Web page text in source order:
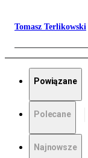
Tomasz Terlikowski
Powiązane
Polecane
Najnowsze